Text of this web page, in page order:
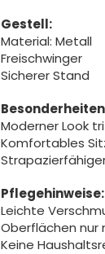
Gestell:
Material: Metall
Freischwinger
Sicherer Stand
Moderner Look
Komfortables
Pflegehinweise:
Leichte
Oberflächen
Keine